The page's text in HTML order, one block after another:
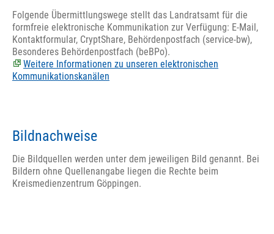
Folgende Übermittlungswege stellt das Landratsamt für die
formfreie elektronische Kommunikation zur Verfügung: E-Mail,
Kontaktformular, CryptShare, Behördenpostfach (service-bw),
Besonderes Behördenpostfach (beBPo).
Weitere Informationen zu unseren elektronischen
Kommunikationskanälen
Bildnachweise
Die Bildquellen werden unter dem jeweiligen Bild genannt. Bei
Bildern ohne Quellenangabe liegen die Rechte beim
Kreismedienzentrum Göppingen.